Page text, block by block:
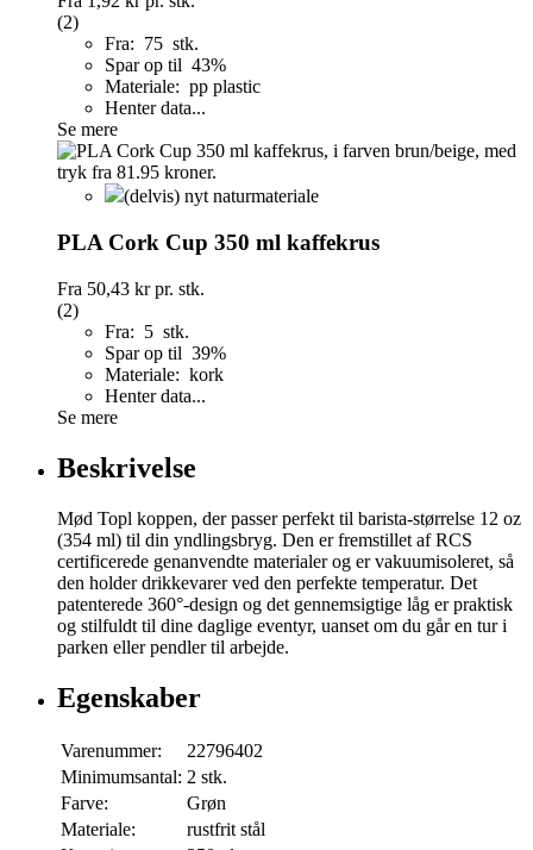
(2)
Fra: 75 stk.
Spar op til 43%
Materiale: pp plastic
Henter data...
Se mere
(delvis) nyt naturmateriale
PLA Cork Cup 350 ml kaffekrus
Fra 50,43 krpr. stk.
(2)
Fra: 5 stk.
Spar op til 39%
Materiale: kork
Henter data...
Se mere
Beskrivelse
Mød Topl koppen, der passer perfekt til barista-størrelse 12 oz
(354 ml) til din yndlingsbryg. Den er fremstillet af RCS
certificerede genanvendte materialer og er vakuumisoleret, så
den holder drikkevarer ved den perfekte temperatur. Det
patenterede 360°-design og det gennemsigtige låg er praktisk
og stilfuldt til dine daglige eventyr, uanset om du går en tur i
parken eller pendler til arbejde.
Egenskaber
Varenummer:
22796402
Minimumsantal: 2 stk.
Farve:
Grøn
Materiale:
rustfrit stål